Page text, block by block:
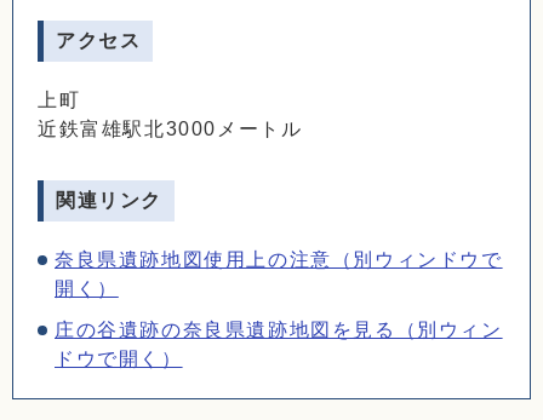
アクセス
上町
近鉄富雄駅北3000メートル
関連リンク
奈良県遺跡地図使用上の注意（別ウィンドウで
開く）
庄の谷遺跡の奈良県遺跡地図を見る（別ウィン
ドウで開く）